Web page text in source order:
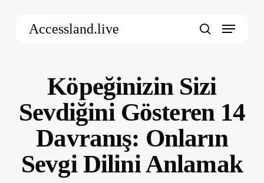
Accessland.live Menu
Köpeğinizin Sizi
Sevdiğini Gösteren 14
Davranış: Onların
Sevgi Dilini Anlamak